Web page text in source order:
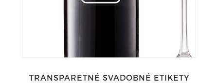
TRANSPARETNÉ SVADOBNÉ ETIKETY